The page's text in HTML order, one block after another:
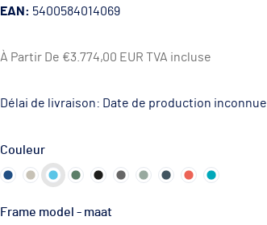
EAN: 5400584014069
À Partir De €3.774,00 EUR TVA incluse
Délai de livraison: Date de production inconnue
Couleur
Frame model - maat